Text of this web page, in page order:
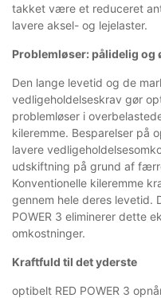
takket være et reduceret
lavere aksel- og lejelaster.
Problemløser: pålidelig og
Den lange levetid og de
vedligeholdelseskrav gør
problemløser i
kileremme. Besparelser på
lavere
udskiftning på grund af
Konventionelle kileremme
gennem hele deres levetid.
POWER 3 eliminerer dette
omkostninger.
Kraftfuld til det yderste
optibelt RED POWER 3